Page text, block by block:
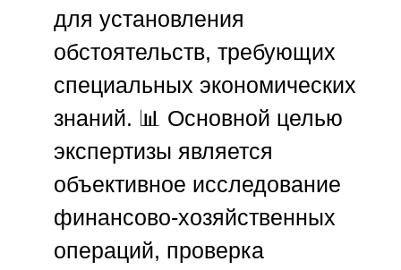
для установления
обстоятельств, требующих
специальных экономических
знаний. 📊 Основной целью
экспертизы является
объективное исследование
финансово-хозяйственных
операций, проверка